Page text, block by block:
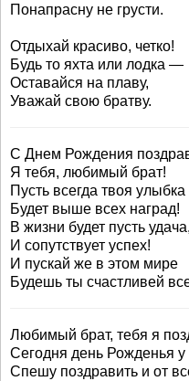
Понапрасну не грусти.
Отдыхай красиво, четко!
Будь то яхта или лодка —
Оставайся на плаву,
Уважай свою братву.
С Днем Рождения
Я тебя, любимый брат!
Пусть всегда твоя улыбка
Будет выше всех наград!
В жизни будет пусть удача,
И сопутствует успех!
И пускай же в этом мире
Будешь ты счастливей
Любимый брат, тебя я
Сегодня день Рожденья у
Спешу поздравить и от